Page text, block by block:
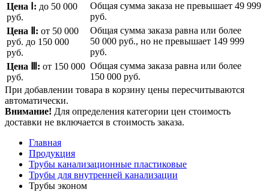
Цена Ⅰ: до 50 000
руб.
Общая сумма заказа не превышает 49 999
руб.
Цена Ⅱ: от 50 000
руб. до 150 000
руб.
Общая сумма заказа равна или более
50 000 руб., но не превышает 149 999
руб.
Цена Ⅲ: от 150 000
руб.
Общая сумма заказа равна или более
150 000 руб.
При добавлении товара в корзину цены пересчитываются
автоматически.
Внимание! Для определения категории цен стоимость
доставки не включается в стоимость заказа.
Главная
Продукция
Трубы канализационные пластиковые
Трубы для внутренней канализации
Трубы эконом